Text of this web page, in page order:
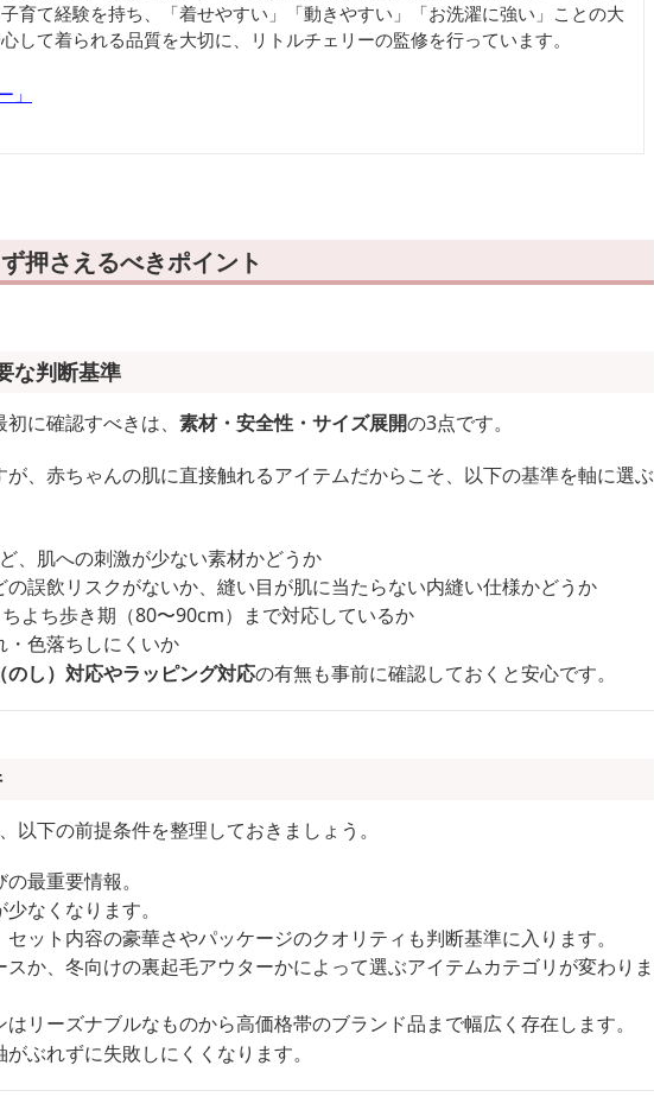
育て経験を持ち、「着せやすい」「動きやすい」「お洗濯に強い」ことの大
して着られる品質を大切に、リトルチェリーの監修を行っています。
」
押さえるべきポイント
な判断基準
に確認すべきは、 素材・安全性・サイズ展開の3点です。
、赤ちゃんの肌に直接触れるアイテムだからこそ、以下の基準を軸に選ぶ
、肌への刺激が少ない素材かどうか
の誤飲リスクがないか、縫い目が肌に当たらない内縫い仕様かどうか
よち歩き期（80〜90cm）まで対応しているか
・色落ちしにくいか
のし）対応やラッピング対応の有無も事前に確認しておくと安心です。
下の前提条件を整理しておきましょう。
の最重要情報。
なくなります。
ット内容の豪華さやパッケージのクオリティも判断基準に入ります。
スか、冬向けの裏起毛アウターかによって選ぶアイテムカテゴリが変わりま
リーズナブルなものから高価格帯のブランド品まで幅広く存在します。
ぶれずに失敗しにくくなります。